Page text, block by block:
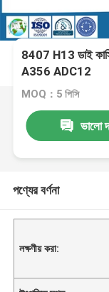
8407 H13 ডাই
A356 ADC12
MOQ：5 পিসি
ভালো
পণ্যের বর্ণনা
লক্ষণীয় করা: